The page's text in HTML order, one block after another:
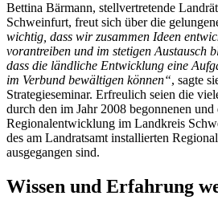
Bettina Bärmann, stellvertretende
Schweinfurt, freut sich über die
wichtig, dass wir zusammen Ideen
vorantreiben und im stetigen Austausch
dass die ländliche Entwicklung eine
im Verbund bewältigen können“, sagte
Strategieseminar. Erfreulich seien die
durch den im Jahr 2008 begonnenen und
Regionalentwicklung im Landkreis
des am Landratsamt installierten
ausgegangen sind.
Wissen und Erfahrung